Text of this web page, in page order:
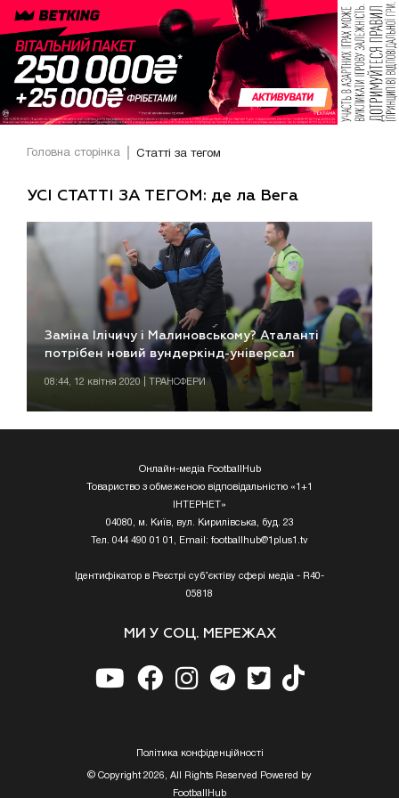
Головна сторінка Статті за тегом
УСІ СТАТТІ ЗА ТЕГОМ: де ла Вега
Заміна Ілічичу і Малиновському? Аталанті
потрібен новий вундеркінд-універсал
08:44, 12 квітня 2020 | ТРАНСФЕРИ
Онлайн-медіа FootballHub
Товариство з обмеженою відповідальністю «1+1
ІНТЕРНЕТ»
04080, м. Київ, вул. Кирилівська, буд. 23
Тел. 044 490 01 01, Email: footballhub@1plus1.tv
Ідентифікатор в Реєстрі суб’єктіву сфері медіа - R40-
05818
МИ У СОЦ. МЕРЕЖАХ
Полiтика конфiденцiйностi
© Copyright 2026, All Rights Reserved Powered by
FootballHub